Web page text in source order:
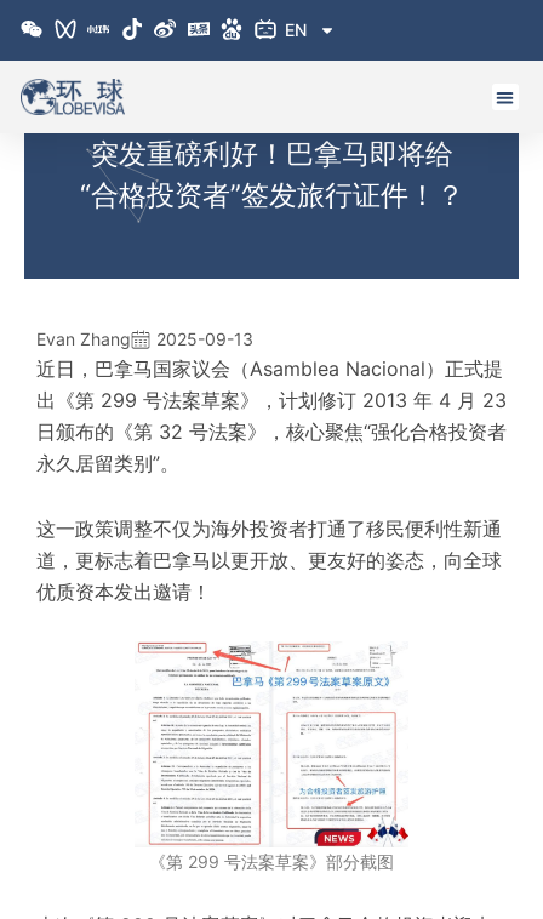
EN
突发重磅利好！巴拿马即将给
“合格投资者”签发旅行证件！？
Evan Zhang 2025-09-13
近日，巴拿马国家议会（Asamblea Nacional）正式提
出《第 299 号法案草案》，计划修订 2013 年 4 月 23
日颁布的《第 32 号法案》，核心聚焦“强化合格投资者
永久居留类别”。
这一政策调整不仅为海外投资者打通了移民便利性新通
道，更标志着巴拿马以更开放、更友好的姿态，向全球
优质资本发出邀请！
《第 299 号法案草案》部分截图